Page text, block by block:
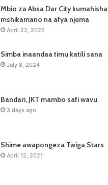
Mbio za Absa Dar City kumahisha
mshikamano na afya njema
April 22, 2026
Simba inaandaa timu katili sana
July 8, 2024
Bandari, JKT mambo safi wavu
3 days ago
Shime awapongeza Twiga Stars
April 12, 2021